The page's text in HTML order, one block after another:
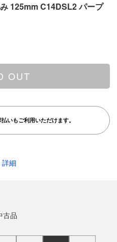
125mm C14DSL2 パープ
OUT
いもご利用いただけます。
詳細
古品